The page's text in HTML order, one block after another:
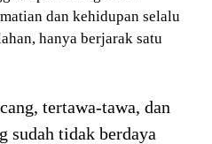
dan kehidupan selalu
hanya berjarak satu
tertawa-tawa, dan
sudah tidak berdaya